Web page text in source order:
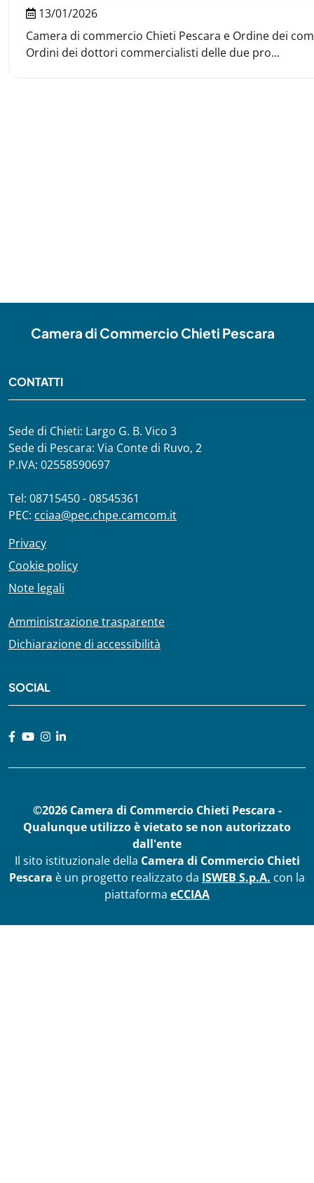
13/01/2026
Camera di commercio Chieti Pescara e Ordine dei
Ordini dei dottori commercialisti delle due pro...
Camera di Commercio Chieti Pescara
CONTATTI
Sede di Chieti: Largo G. B. Vico 3
Sede di Pescara: Via Conte di Ruvo, 2
P.IVA: 02558590697
Tel: 08715450 - 08545361
PEC: cciaa@pec.chpe.camcom.it
Privacy
Cookie policy
Note legali
Amministrazione trasparente
Dichiarazione di accessibilità
SOCIAL
©2026 Camera di Commercio Chieti Pescara -
Qualunque utilizzo è vietato se non autorizzato
dall'ente
Il sito istituzionale della Camera di Commercio Chieti
Pescara è un progetto realizzato da ISWEB S.p.A. con la
piattaforma eCCIAA